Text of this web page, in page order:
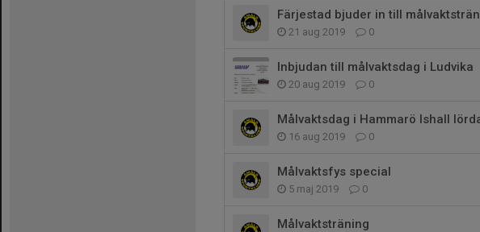
Färjestad bjuder in till
21 aug 2019 0
Inbjudan till målvaktsdag i Ludvika
20 aug 2019 0
Målvaktsdag i Hammarö Ishall
16 aug 2019 0
Målvaktsfys special
5 maj 2019 0
Målvaktsträning